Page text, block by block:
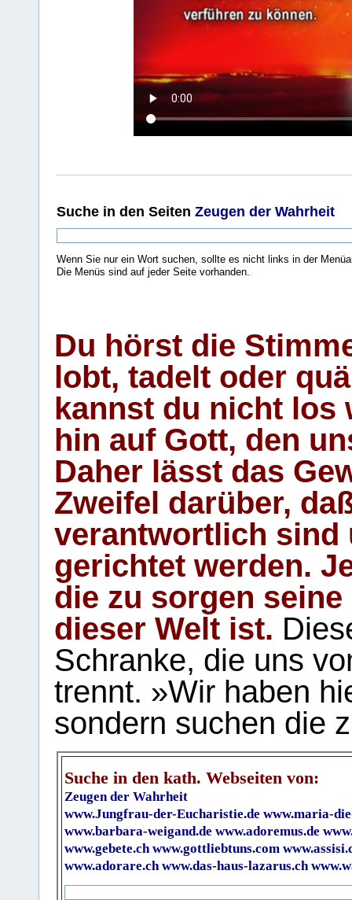
Suche in den Seiten Zeugen der Wahrheit
Wenn Sie nur ein Wort suchen, sollte es nicht links in der
Die Menüs sind auf jeder Seite vorhanden.
Du hörst die
lobt, tadelt oder
kannst du nicht los
hin auf Gott, den
Daher lässt das
Zweifel darüber,
verantwortlich sind
gerichtet werden.
die zu sorgen
dieser Welt ist.
Schranke, die uns
trennt. »Wir haben
sondern suchen die
Suche in den kath. Webseiten von:
Zeugen der Wahrheit
www.Jungfrau-der-Eucharistie.de www.maria-
www.barbara-weigand.de www.adoremus.de
www.gebete.ch www.gottliebtuns.com
www.adorare.ch www.das-haus-lazarus.ch